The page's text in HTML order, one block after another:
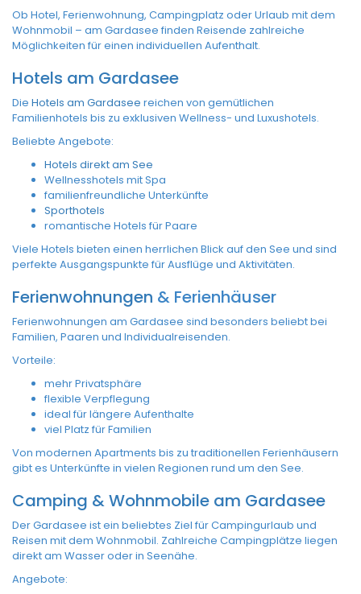
Ob Hotel, Ferienwohnung, Campingplatz oder Urlaub mit dem
Wohnmobil – am Gardasee finden Reisende zahlreiche
Möglichkeiten für einen individuellen Aufenthalt.
Hotels am Gardasee
Die Hotels am Gardasee reichen von gemütlichen
Familienhotels bis zu exklusiven Wellness- und Luxushotels.
Beliebte Angebote:
Hotels direkt am See
Wellnesshotels mit Spa
familienfreundliche Unterkünfte
Sporthotels
romantische Hotels für Paare
Viele Hotels bieten einen herrlichen Blick auf den See und sind
perfekte Ausgangspunkte für Ausflüge und Aktivitäten.
Ferienwohnungen & Ferienhäuser
Ferienwohnungen am Gardasee sind besonders beliebt bei
Familien, Paaren und Individualreisenden.
Vorteile:
mehr Privatsphäre
flexible Verpflegung
ideal für längere Aufenthalte
viel Platz für Familien
Von modernen Apartments bis zu traditionellen Ferienhäusern
gibt es Unterkünfte in vielen Regionen rund um den See.
Camping & Wohnmobile am Gardasee
Der Gardasee ist ein beliebtes Ziel für Campingurlaub und
Reisen mit dem Wohnmobil. Zahlreiche Campingplätze liegen
direkt am Wasser oder in Seenähe.
Angebote: